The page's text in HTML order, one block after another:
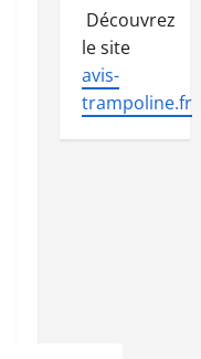
Découvrez
le site
avis-
trampoline.fr